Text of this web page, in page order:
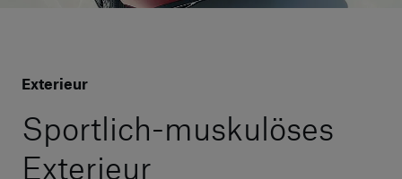
Exterieur
Sportlich-muskulöses
Exterieur